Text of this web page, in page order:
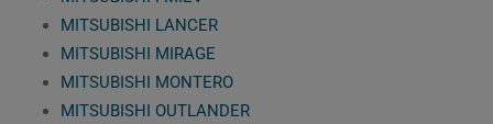
MITSUBISHI LANCER
MITSUBISHI MIRAGE
MITSUBISHI MONTERO
MITSUBISHI OUTLANDER